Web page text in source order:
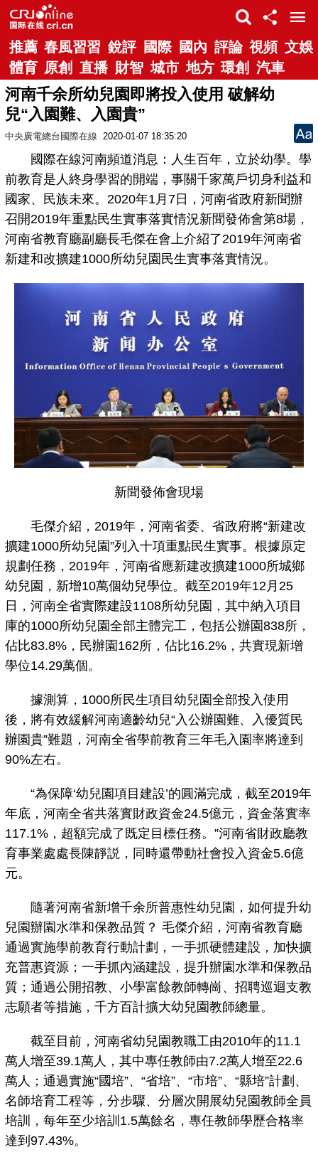
推薦 春風習習 銳評 國際 國內 評論 視頻 文娛
體育 原創 直播 財智 城市 地方 環創 汽車
河南千余所幼兒園即將投入使用 破解幼
兒“入園難、入園貴”
中央廣電總台國際在線 2020-01-07 18:35:20
國際在線河南頻道消息：人生百年，立於幼學。學
前教育是人終身學習的開端，事關千家萬戶切身利益和
國家、民族未來。2020年1月7日，河南省政府新聞辦
召開2019年重點民生實事落實情況新聞發佈會第8場，
河南省教育廳副廳長毛傑在會上介紹了2019年河南省
新建和改擴建1000所幼兒園民生實事落實情況。
新聞發佈會現場
毛傑介紹，2019年，河南省委、省政府將“新建改
擴建1000所幼兒園”列入十項重點民生實事。根據原定
規劃任務，2019年，河南省應新建改擴建1000所城鄉
幼兒園，新增10萬個幼兒學位。截至2019年12月25
日，河南全省實際建設1108所幼兒園，其中納入項目
庫的1000所幼兒園全部主體完工，包括公辦園838所，
佔比83.8%，民辦園162所，佔比16.2%，共實現新增
學位14.29萬個。
據測算，1000所民生項目幼兒園全部投入使用
後，將有效緩解河南適齡幼兒“入公辦園難、入優質民
辦園貴”難題，河南全省學前教育三年毛入園率將達到
90%左右。
“為保障‘幼兒園項目建設’的圓滿完成，截至2019年
年底，河南全省共落實財政資金24.5億元，資金落實率
117.1%，超額完成了既定目標任務。”河南省財政廳教
育事業處處長陳靜説，同時還帶動社會投入資金5.6億
元。
隨著河南省新增千余所普惠性幼兒園，如何提升幼
兒園辦園水準和保教品質？ 毛傑介紹，河南省教育廳
通過實施學前教育行動計劃，一手抓硬體建設，加快擴
充普惠資源；一手抓內涵建設，提升辦園水準和保教品
質；通過公開招教、小學富餘教師轉崗、招聘巡迴支教
志願者等措施，千方百計擴大幼兒園教師總量。
截至目前，河南省幼兒園教職工由2010年的11.1
萬人增至39.1萬人，其中專任教師由7.2萬人增至22.6
萬人；通過實施“國培”、“省培”、“市培”、“縣培”計劃、
名師培育工程等，分步驟、分層次開展幼兒園教師全員
培訓，每年至少培訓1.5萬餘名，專任教師學歷合格率
達到97.43%。